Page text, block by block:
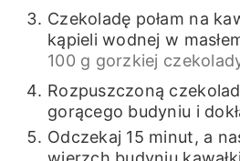
Czekoladę połam na
kąpieli wodnej w
100 g gorzkiej
Rozpuszczoną
gorącego budyniu i
Odczekaj 15 minut, a